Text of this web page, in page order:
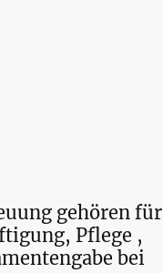
gehören für
Pflege ,
bei